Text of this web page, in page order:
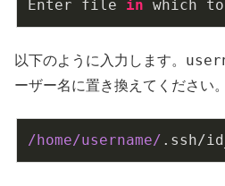
Enter file in which
以下のように入力します。
ーザー名に置き換えてください。
/home/username/ .ssh/